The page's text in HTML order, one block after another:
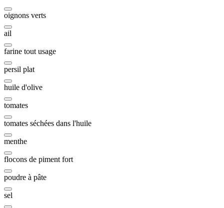
oignons verts
ail
farine tout usage
persil plat
huile d'olive
tomates
tomates séchées dans l'huile
menthe
flocons de piment fort
poudre à pâte
sel